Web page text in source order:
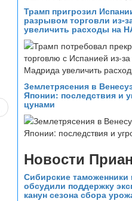
Трамп пригрозил
разрывом торговли
увеличить расходы на
Землетрясения в
Японии: последствия и
цунами
Новости
Сибирские таможенники
обсудили поддержку
канун сезона сбора